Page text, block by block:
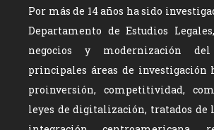
Por más de 14 años ha sido
Departamento de Estudios
negocios y modernización del
principales áreas de investigación
proinversión, competitividad,
leyes de digitalización, tratados de